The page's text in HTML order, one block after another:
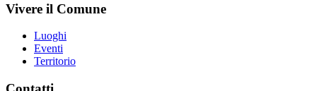
Vivere il Comune
Luoghi
Eventi
Territorio